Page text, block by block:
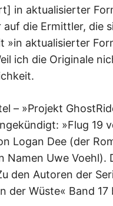
in aktualisierter
auf die Ermittler, die
»in aktualisierter
ich die Originale
– »Projekt
»Flug 19
Logan Dee (der
Namen Uwe Voehl).
den Autoren der
der Wüste« Band